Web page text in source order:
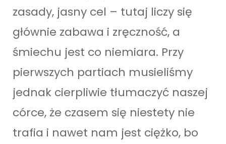
zasady, jasny cel – tutaj liczy się
głównie zabawa i zręczność, a
śmiechu jest co niemiara. Przy
pierwszych partiach musieliśmy
jednak cierpliwie tłumaczyć naszej
córce, że czasem się niestety nie
trafia i nawet nam jest ciężko, bo